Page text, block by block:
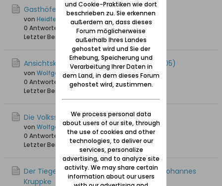
Gasthöfe in Tiegenhof um 1793
von Heidfeller
0 Antworten
12.419 Hits0 Likes
Letzter Beitrag
04.04.2018, 10:01
Ansichtskarte: Rossgarten, Tiegenhof (1905)
von Wolfgang
0 Antworten
11.863 Hits0 Likes
Letzter Beitrag
07.01.2018, 16:51
Die Volksschule in Tiegenhof
von Wolfgang
0 Antworten
12.592 Hits0 Likes
Letzter Beitrag
03.12.2017, 13:28
Der Tiegenhofer Volkstagsabgeordnete Johannes
Kruppke
und Cookie-Praktiken wie dort
beschrieben zu. Sie erkennen
außerdem an, dass dieses
Forum möglicherweise
außerhalb Ihres Landes
gehostet wird und Sie der
Erhebung, Speicherung und
Verarbeitung Ihrer Daten in
dem Land, in dem dieses Forum
gehostet wird, zustimmen.
We process personal data
about users of our site, through
the use of cookies and other
technologies, to deliver our
services, personalize
advertising, and to analyze site
activity. We may share certain
information about our users